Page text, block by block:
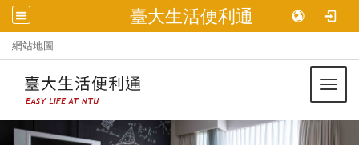
臺大生活便利通
網站地圖